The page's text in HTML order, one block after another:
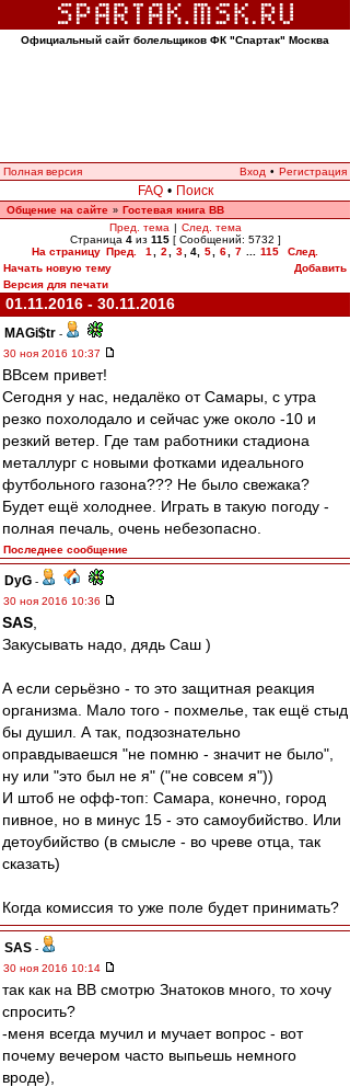
Официальный сайт болельщиков ФК "Спартак" Москва
Полная версия Вход • Регистрация
FAQ • Поиск
Общение на сайте » Гостевая книга ВВ
Пред. тема | След. тема
Страница 4из 115[ Сообщений: 5732 ]
На страницу Пред. 1 2 3 4 5 6 7 115
След.
Начать новую тему
Добавить
Версия для печати
01.11.2016 - 30.11.2016
MAGi$tr -
30 ноя 2016 10:37
ВВсем привет!
Сегодня у нас, недалёко от Самары, с утра
резко похолодало и сейчас уже около -10 и
резкий ветер. Где там работники стадиона
металлург с новыми фотками идеального
футбольного газона??? Не было свежака?
Будет ещё холоднее. Играть в такую погоду -
полная печаль, очень небезопасно.
Последнее сообщение
DyG -
30 ноя 2016 10:36
SAS
Закусывать надо, дядь Саш )
А если серьёзно - то это защитная реакция
организма. Мало того - похмелье, так ещё стыд
бы душил. А так, подзознательно
оправдываешся "не помню - значит не было",
ну или "это был не я" ("не совсем я"))
И штоб не офф-топ: Самара, конечно, город
пивное, но в минус 15 - это самоубийство. Или
детоубийство (в смысле - во чреве отца, так
сказать)
Когда комиссия то уже поле будет принимать?
SAS -
30 ноя 2016 10:14
так как на ВВ смотрю Знатоков много, то хочу
спросить?
-меня всегда мучил и мучает вопрос - вот
почему вечером часто выпьешь немного
вроде),